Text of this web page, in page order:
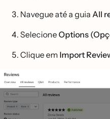
Navegue até a guia All
SelecioneOptions
Clique em Import